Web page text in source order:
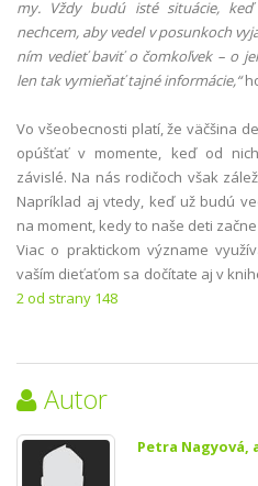
my. Vždy budú isté situácie,
nechcem, aby vedel v posunkoch
ním vedieť baviť o čomkoľvek – o
len tak vymieňať tajné informácie,“
Vo všeobecnosti platí, že väčšina
opúšťať v momente, keď od
závislé. Na nás rodičoch však
Napríklad aj vtedy, keď už budú
na moment, kedy to naše deti
Viac o praktickom význame
vaším dieťaťom sa dočítate aj v
2 od strany 148
Autor
Petra Nagyová,